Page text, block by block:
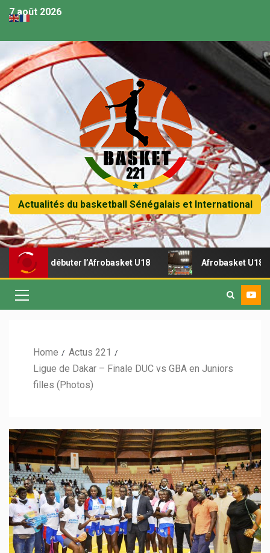
7 août 2026
Actualités du basketball Sénégalais et International
Afrobasket U18 – Sénégal vs Rwanda | Direct
Home
Actus 221
Ligue de Dakar – Finale DUC vs GBA en Juniors
filles (Photos)